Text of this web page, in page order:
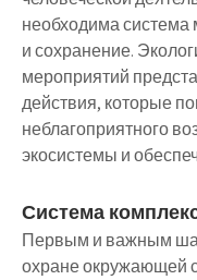
необходима
и сохранение.
мероприятий
действия, которые
неблагоприятного
экосистемы и
Система
Первым и важным
охране окружающей